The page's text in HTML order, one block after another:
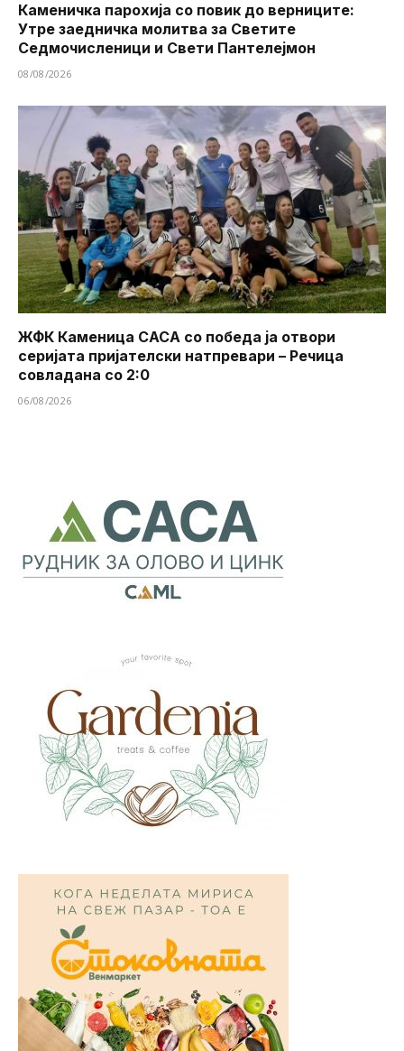
Каменичка парохија со повик до верниците:
Утре заедничка молитва за Светите
Седмочисленици и Свети Пантелејмон
08/08/2026
ЖФК Каменица САСА со победа ја отвори
серијата пријателски натпревари – Речица
совладана со 2:0
06/08/2026